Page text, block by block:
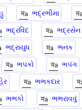
ભદ્રભીમા
ભદ્રવિંદ ભદ્રસેન
ભદ્રાયુધ ભનક
ભપકો ભપંગ
ભભકદાર
ભભકો ભભરાવવું